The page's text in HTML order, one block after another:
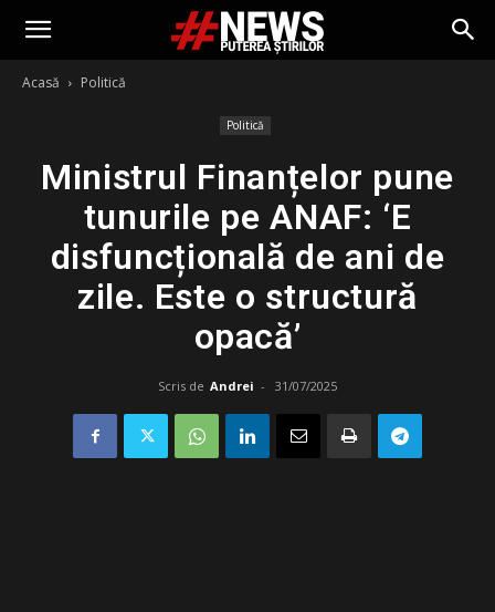
Acasă Politică
Politică
Ministrul Finanțelor pune
tunurile pe ANAF: ‘E
disfuncțională de ani de
zile. Este o structură
opacă’
Scris de Andrei - 31/07/2025